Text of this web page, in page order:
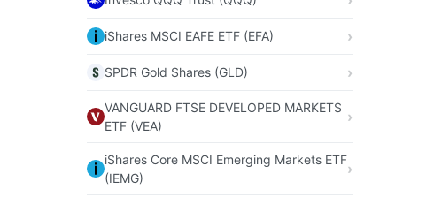
iShares MSCI EAFE ETF (EFA)
SPDR Gold Shares (GLD)
VANGUARD FTSE DEVELOPED MARKETS
ETF (VEA)
iShares Core MSCI Emerging Markets ETF
(IEMG)